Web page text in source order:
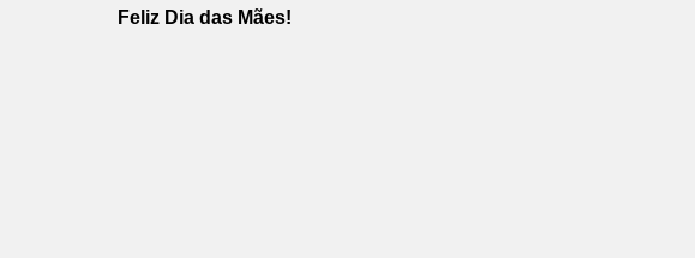
Feliz Dia das Mães!